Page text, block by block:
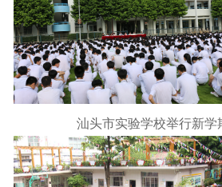
汕头市实验学校举行新学